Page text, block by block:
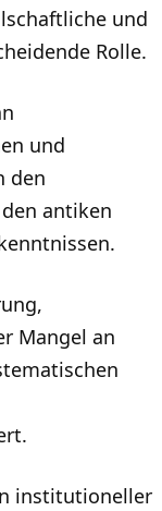
und
Rolle.
und
den
antiken
Mangel an
institutioneller